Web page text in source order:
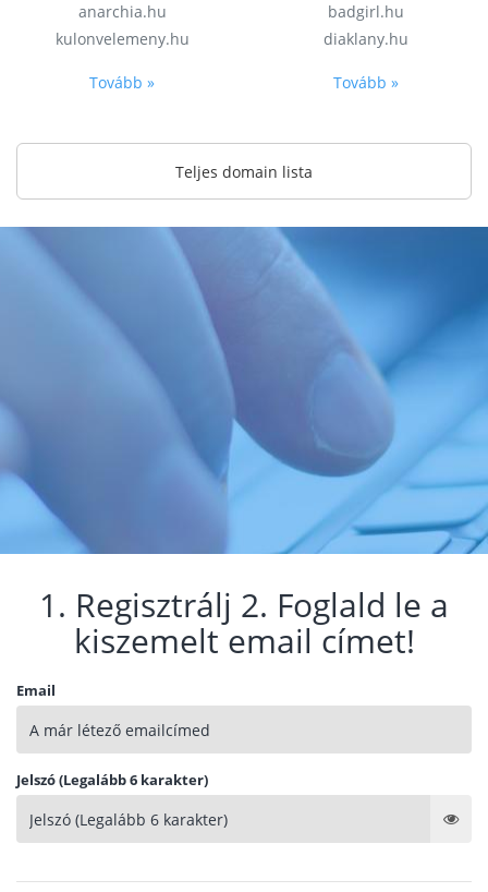
anarchia.hu
kulonvelemeny.hu
Tovább »
badgirl.hu
diaklany.hu
Tovább »
Teljes domain lista
1. Regisztrálj 2. Foglald le a
kiszemelt email címet!
Email
Jelszó (Legalább 6 karakter)